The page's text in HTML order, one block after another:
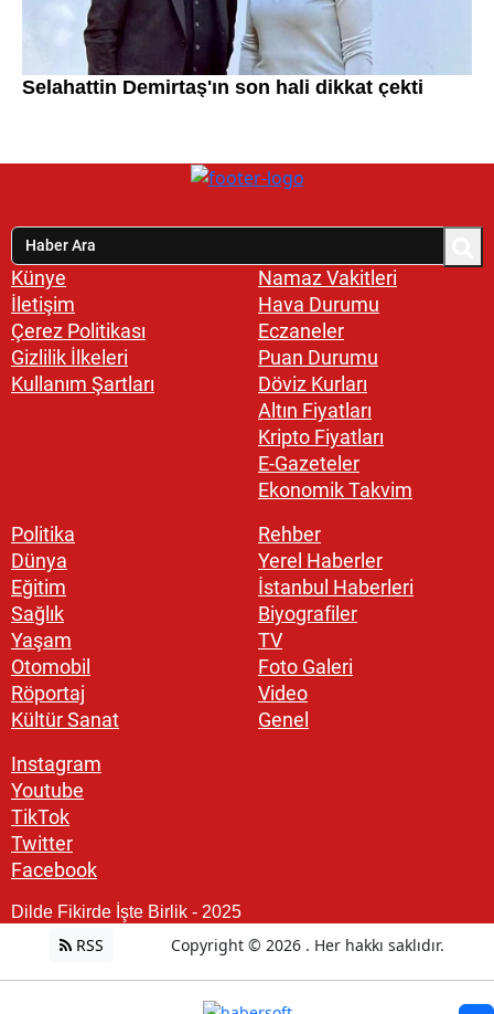
Künye
İletişim
Çerez Politikası
Gizlilik İlkeleri
Kullanım Şartları
Namaz Vakitleri
Hava Durumu
Eczaneler
Puan Durumu
Döviz Kurları
Altın Fiyatları
Kripto Fiyatları
E-Gazeteler
Ekonomik Takvim
Politika
Dünya
Eğitim
Sağlık
Yaşam
Otomobil
Röportaj
Kültür Sanat
Rehber
Yerel Haberler
İstanbul Haberleri
Biyografiler
TV
Foto Galeri
Video
Genel
Instagram
Youtube
TikTok
Twitter
Facebook
Dilde Fikirde İşte Birlik - 2025
RSS Copyright © 2026 . Her hakkı saklıdır.